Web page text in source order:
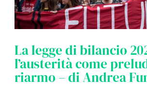
La legge di bilancio
l’austerità come
riarmo – di Andrea